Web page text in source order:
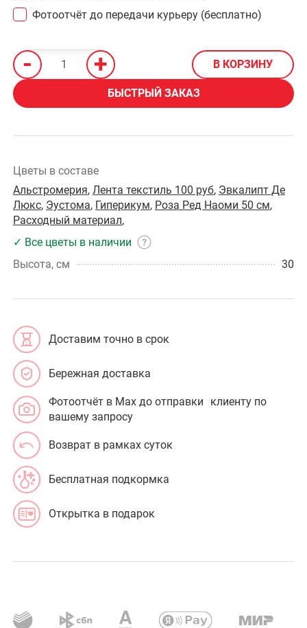
Фотоотчёт до передачи курьеру (бесплатно)
- + В КОРЗИНУ
БЫСТРЫЙ ЗАКАЗ
Цветы в составе
Альстромерия, Лента текстиль 100 руб, Эвкалипт Де
Люкс, Эустома, Гиперикум, Роза Ред Наоми 50 см,
Расходный материал,
✓ Все цветы в наличии
Высота, см
30
Доставим точно в срок
Бережная доставка
Фотоотчёт в Max до отправки клиенту по
вашему запросу
Возврат в рамках суток
Бесплатная подкормка
Открытка в подарок